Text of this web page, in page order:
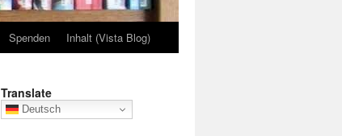
Spenden Inhalt (Vista Blog)
Translate
Deutsch